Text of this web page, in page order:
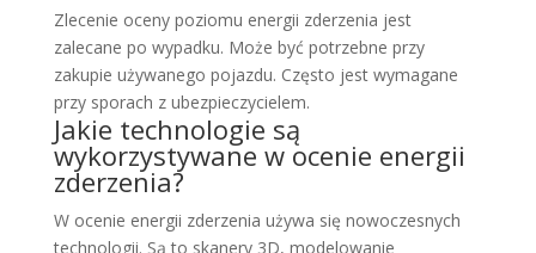
Zlecenie oceny poziomu energii zderzenia jest
zalecane po wypadku. Może być potrzebne przy
zakupie używanego pojazdu. Często jest wymagane
przy sporach z ubezpieczycielem.
Jakie technologie są
wykorzystywane w ocenie energii
zderzenia?
W ocenie energii zderzenia używa się nowoczesnych
technologii. Są to skanery 3D, modelowanie